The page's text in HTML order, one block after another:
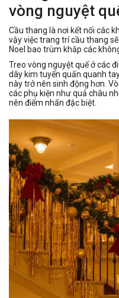
vòng nguyệt
Cầu thang là nơi kết nối các
vậy việc trang trí cầu thang
Noel bao trùm khắp các
Treo vòng nguyệt quế ở các
dây kim tuyến quấn quanh
này trở nên sinh động hơn.
các phụ kiện như quả châu
nên điểm nhấn đặc biệt.